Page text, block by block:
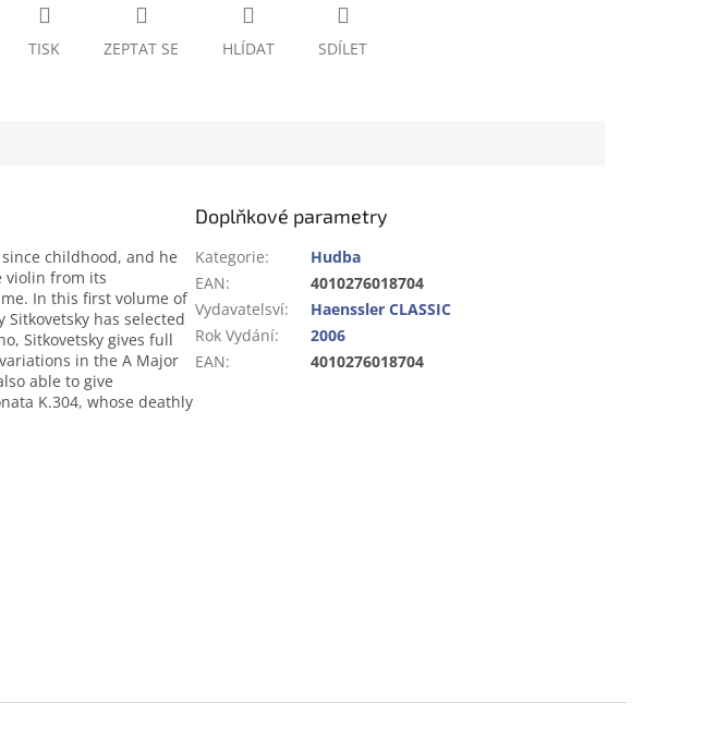
TISK ZEPTAT SE HLÍDAT SDÍLET
childhood, and he
violin from its
In this first volume of
has selected
Sitkovetsky gives full
in the A Major
able to give
K.304, whose deathly
Doplňkové parametry
Kategorie:
Hudba
EAN:
4010276018704
Vydavatelsví:
Haenssler CLASSIC
Rok Vydání:
2006
EAN: 4010276018704